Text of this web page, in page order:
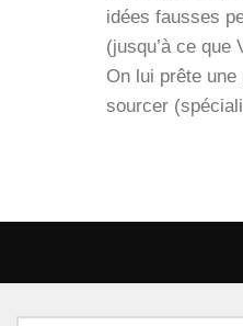
idées fausses
(jus­qu’à ce que
On lui prête une
sour­cer